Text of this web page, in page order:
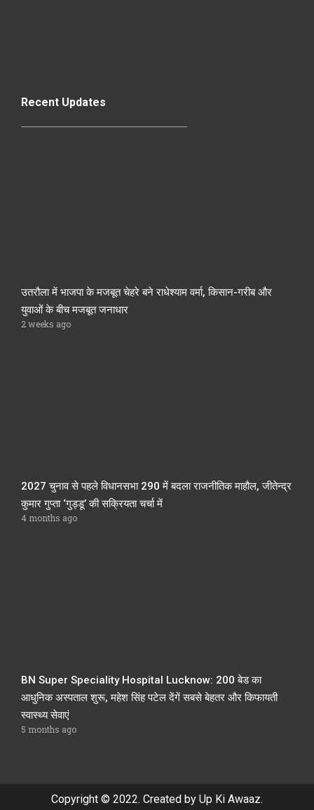
Recent Updates
उतरौला में भाजपा के मजबूत चेहरे बने राधेश्याम वर्मा, किसान-गरीब और
युवाओं के बीच मजबूत जनाधार
2 weeks ago
2027 चुनाव से पहले विधानसभा 290 में बदला राजनीतिक माहौल, जीतेन्द्र
कुमार गुप्ता ‘गुड्डू’ की सक्रियता चर्चा में
4 months ago
BN Super Speciality Hospital Lucknow: 200 बेड का
आधुनिक अस्पताल शुरू, महेश सिंह पटेल देंगें सबसे बेहतर और किफायती
स्वास्थ्य सेवाएं
5 months ago
Copyright © 2022. Created by Up Ki Awaaz.